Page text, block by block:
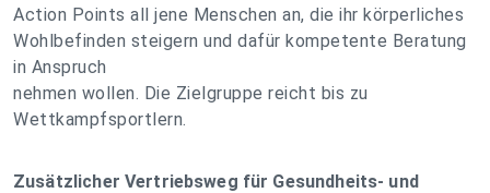
Action Points all jene Menschen an, die ihr körperliches
Wohlbefinden steigern und dafür kompetente Beratung
in Anspruch
nehmen wollen. Die Zielgruppe reicht bis zu
Wettkampfsportlern.
Zusätzlicher Vertriebsweg für Gesundheits- und